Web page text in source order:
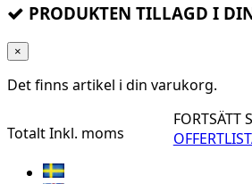
PRODUKTEN TILLAGD I
×
Det finns artikel i din varukorg.
TotaltInkl. moms
FORTSÄTT